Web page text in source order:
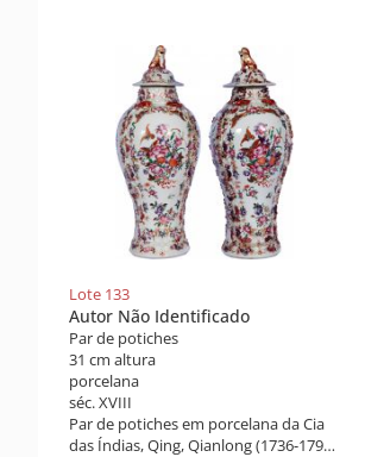
Lote 133
Autor Não Identificado
Par de potiches
31 cm altura
porcelana
séc. XVIII
Par de potiches em porcelana da Cia
das Índias, Qing, Qianlong (1736-1795),